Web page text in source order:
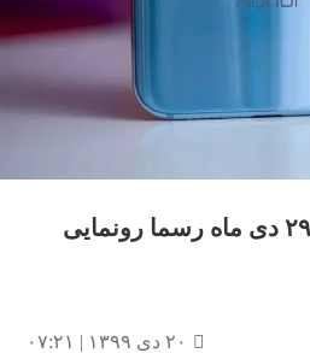
آنر V40 5G در تاریخ ۲۹ دی ماه رسما رونمایی
۲۰ دی ۱۳۹۹ | ۰۷:۲۱